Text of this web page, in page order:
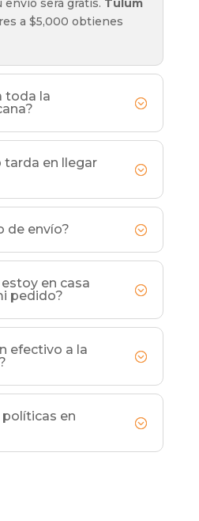
será gratis. Tulum
a $5,000 obtienes
toda la
en llegar
de envío?
en casa
pedido?
efectivo a la
políticas en